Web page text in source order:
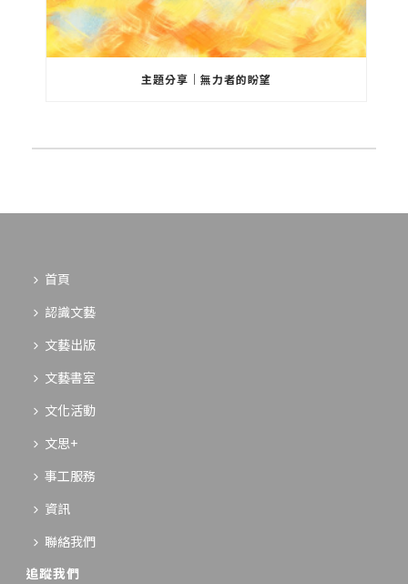
主題分享｜無力者的盼望
首頁
認識文藝
文藝出版
文藝書室
文化活動
文思+
事工服務
資訊
聯絡我們
追蹤我們